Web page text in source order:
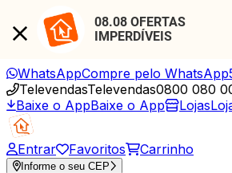
08.08 OFERTAS
IMPERDÍVEIS
WhatsAppCompre pelo WhatsApp
TelevendasTelevendas0800 080
Baixe o AppBaixe o App Lojas
Entrar Favoritos Carrinho
Informe o seu CEP